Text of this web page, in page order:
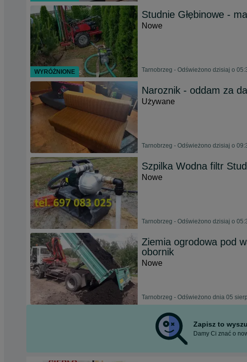
Studnie Głębinowe -
Nowe
Tarnobrzeg - Odświeżono dzisiaj o
Naroznik - oddam za
Używane
Tarnobrzeg - Odświeżono dzisiaj o
Szpilka Wodna filtr
Nowe
Tarnobrzeg - Odświeżono dzisiaj o
Ziemia ogrodowa pod
obornik
Nowe
Tarnobrzeg - Odświeżono dnia 05
Zapisz to
Damy Ci znać o
WYRÓŻNIONE